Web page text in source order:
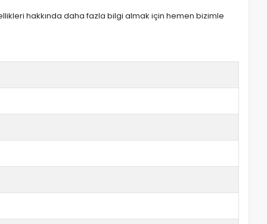
hakkında daha fazla bilgi almak için hemen bizimle